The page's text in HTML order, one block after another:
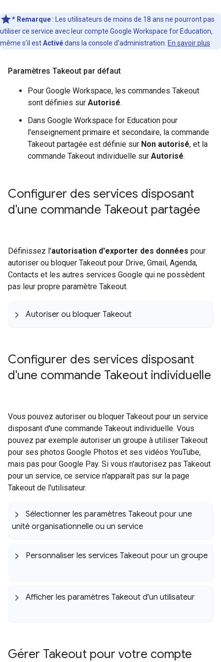
* Remarque : Les utilisateurs de moins de 18 ans ne pourront pas
utiliser ce service avec leur compte Google Workspace for Education,
même s'il estActivédans la console d'administration. En savoir plus
Paramètres Takeout par défaut
Pour Google Workspace, les commandes Takeout
sont définies sur Autorisé.
Dans Google Workspace for Education pour
l'enseignement primaire et secondaire, la commande
Takeout partagée est définie sur Non autorisé, et la
commande Takeout individuelle sur Autorisé.
Configurer des services disposant
d'une commande Takeout partagée
Définissez l'autorisation d'exporter des données pour
autoriser ou bloquer Takeout pour Drive, Gmail, Agenda,
Contacts et les autres services Google qui ne possèdent
pas leur propre paramètre Takeout.
Autoriser ou bloquer Takeout
Configurer des services disposant
d'une commande Takeout individuelle
Vous pouvez autoriser ou bloquer Takeout pour un service
disposant d'une commande Takeout individuelle. Vous
pouvez par exemple autoriser un groupe à utiliser Takeout
pour ses photos Google Photos et ses vidéos YouTube,
mais pas pour Google Pay. Si vous n'autorisez pas Takeout
pour un service, ce service n'apparaît pas sur la page
Takeout de l'utilisateur.
Sélectionner les paramètres Takeout pour une
unité organisationnelle ou un service
Personnaliser les services Takeout pour un groupe
Afficher les paramètres Takeout d'un utilisateur
Gérer Takeout pour votre compte